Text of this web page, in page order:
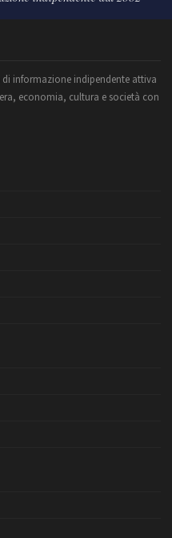
di informazione indipendente attiva
economia, cultura e società con